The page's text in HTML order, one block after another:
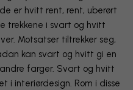
er hvitt rent, rent, uberørt
trekkene i svart og hvitt
Motsatser tiltrekker seg,
kan svart og hvitt gi en
farger. Svart og hvitt
i interiørdesign. Rom i disse